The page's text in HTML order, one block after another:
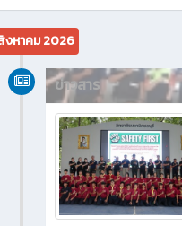
ไม่มีนักบิน โดรน Maintenance of
สิงหาคม 2026
ข่าวสาร